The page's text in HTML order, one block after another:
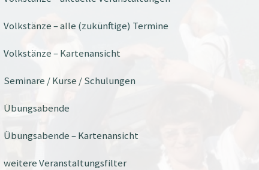
Volkstänze – alle (zukünftige) Termine
Volkstänze – Kartenansicht
Seminare / Kurse / Schulungen
Übungsabende
Übungsabende – Kartenansicht
weitere Veranstaltungsfilter